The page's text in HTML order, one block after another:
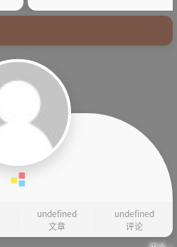
undefined
文章
undefined
评论